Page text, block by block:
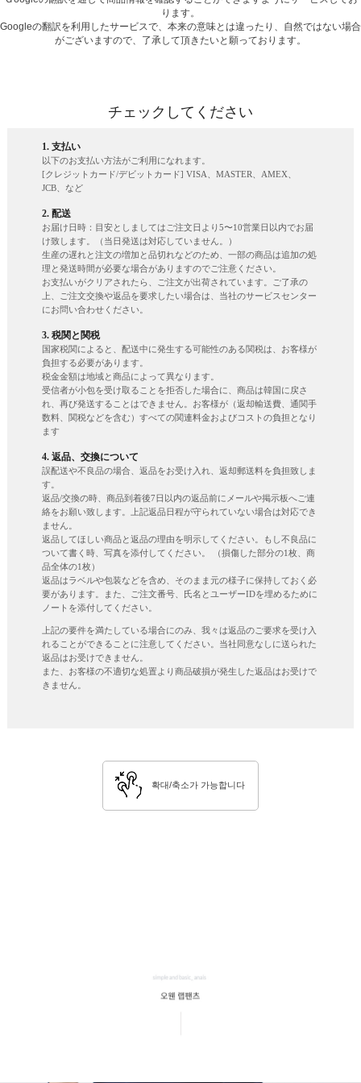
ります。
Googleの翻訳を利用したサービスで、本来の意味とは違ったり、自然ではない場合
がございますので、了承して頂きたいと願っております。
チェックしてください
1. 支払い
以下のお支払い方法がご利用になれます。
[クレジットカード/デビットカード] VISA、MASTER、AMEX、
JCB、など
2. 配送
お届け日時：目安としましてはご注文日より5〜10営業日以内でお届
け致します。（当日発送は対応していません。）
生産の遅れと注文の増加と品切れなどのため、一部の商品は追加の処
理と発送時間が必要な場合がありますのでご注意ください。
お支払いがクリアされたら、ご注文が出荷されています。ご了承の
上、ご注文交換や返品を要求したい場合は、当社のサービスセンター
にお問い合わせください。
3. 税関と関税
国家税関によると、配送中に発生する可能性のある関税は、お客様が
負担する必要があります。
税金金額は地域と商品によって異なります。
受信者が小包を受け取ることを拒否した場合に、商品は韓国に戻さ
れ、再び発送することはできません。お客様が（返却輸送費、通関手
数料、関税などを含む）すべての関連料金およびコストの負担となり
ます
4. 返品、交換について
誤配送や不良品の場合、返品をお受け入れ、返却郵送料を負担致しま
す。
返品/交換の時、商品到着後7日以内の返品前にメールや掲示板へご連
絡をお願い致します。上記返品日程が守られていない場合は対応でき
ません。
返品してほしい商品と返品の理由を明示してください。もし不良品に
ついて書く時、写真を添付してください。 （損傷した部分の1枚、商
品全体の1枚）
返品はラベルや包装などを含め、そのまま元の様子に保持しておく必
要があります。また、ご注文番号、氏名とユーザーIDを埋めるために
ノートを添付してください。
上記の要件を満たしている場合にのみ、我々は返品のご要求を受け入
れることができることに注意してください。当社同意なしに送られた
返品はお受けできません。
また、お客様の不適切な処置より商品破損が発生した返品はお受けで
きません。
확대/축소가 가능합니다